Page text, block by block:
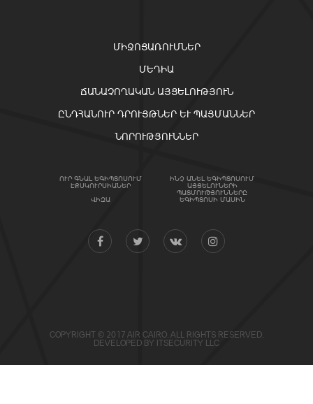
ՄԻՋՈՑԱՌՈՒՄՆԵՐ
ՄԵԴԻԱ
ՃԱՆԱՉՈՂԱԿԱՆ ԱՅՑԵԼՈՒԹՅՈՒՆ
ԸՆԴՀԱՆՈՒՐ ԴՐՈՒՅԹՆԵՐ ԵՒ ՊԱՅՄԱՆՆԵՐ
ՆՈՐՈՒԹՅՈՒՆՆԵՐ
ՈՒՐ ԳՆԱԼ ԵԳԻՊՏՈՍՈՒՄ ԻՆՉ ԱՆԵԼ ԵԳԻՊՏՈՍՈՒՄ
ԷՔՍԿՈՒՐՍԻԱՆԵՐ ԱՅՑԵԼՈՒՆԵՐԻ
ՊԱՏՄՈՒԹՅՈՒՆՆԵՐԸ
ՎԻԶԱ ԵԳԻՊՏՈՍԻ ՄԱՍԻՆ
COPYRIGHT © 2017 AIR CAIRO. ALL RIGHTS RESERVED.
DEVELOPED BY ITSECURITY LLC